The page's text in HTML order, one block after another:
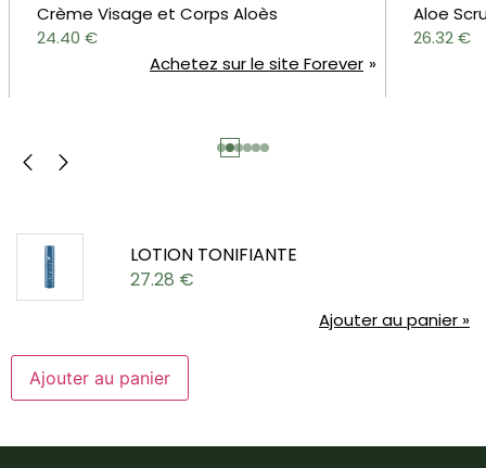
Crème Visage et Corps Aloès
24.40€
Achetez sur le site Forever
Aloe
26.32€
LOTION TONIFIANTE
27.28 €
Ajouter au panier »
Ajouter au panier